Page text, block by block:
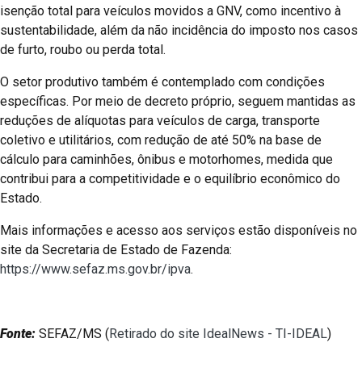
isenção total para veículos movidos a GNV, como incentivo à
sustentabilidade, além da não incidência do imposto nos casos
de furto, roubo ou perda total.
O setor produtivo também é contemplado com condições
específicas. Por meio de decreto próprio, seguem mantidas as
reduções de alíquotas para veículos de carga, transporte
coletivo e utilitários, com redução de até 50% na base de
cálculo para caminhões, ônibus e motorhomes, medida que
contribui para a competitividade e o equilíbrio econômico do
Estado.
Mais informações e acesso aos serviços estão disponíveis no
site da Secretaria de Estado de Fazenda:
https://www.sefaz.ms.gov.br/ipva.
Fonte: SEFAZ/MS (Retirado do site IdealNews - TI-IDEAL)